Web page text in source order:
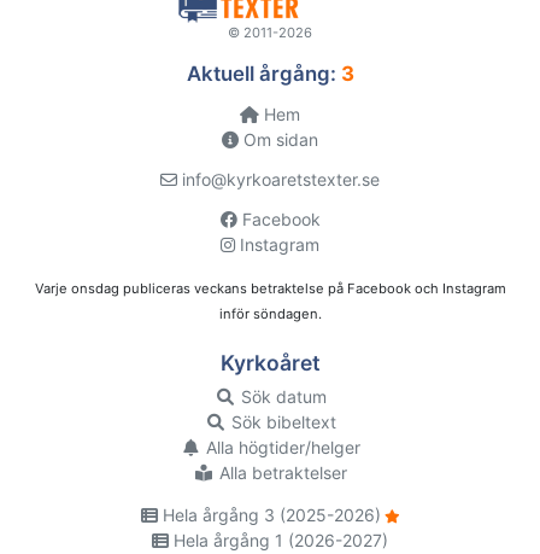
© 2011-2026
Aktuell årgång: 3
Hem
Om sidan
info@kyrkoaretstexter.se
Facebook
Instagram
Varje onsdag publiceras veckans betraktelse på Facebook och Instagram
inför söndagen.
Kyrkoåret
Sök datum
Sök bibeltext
Alla högtider/helger
Alla betraktelser
Hela årgång 3 (2025-2026)
Hela årgång 1 (2026-2027)